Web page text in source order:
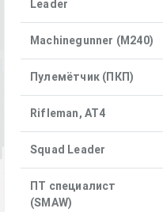
Leader
Machinegunner (M240)
Пулемётчик (ПКП)
Rifleman, AT4
Squad Leader
ПТ специалист
(SMAW)